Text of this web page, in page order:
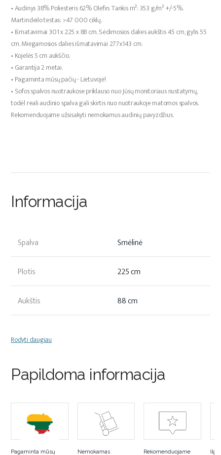
• Audinys 38% Poliesteris 62% Olefin. Tankis m²: 353 g/m² +/-5%.
Martindeilo testas: >47 000 ciklų.
• Išmatavimai 301 x 225 x 88 cm. Sėdimosios dalies aukštis 45 cm, gylis 55
cm. Miegamosios dalies išmatavimai 277x143 cm.
• Kojelės 5 cm aukščio.
• Garantija 2 metai.
• Pagaminta mūsų pačių - Lietuvoje!
• Sofos spalvos nuotraukose priklauso nuo Jūsų monitoriaus nustatymų,
todėl reali audinio spalva gali skirtis nuo nuotraukoje matomos spalvos.
Rekomenduojame užsisakyti nemokamus audinių pavyzdžius.
Informacija
Spalva Smėlinė
Plotis 225 cm
Aukštis 88 cm
Rodyti daugiau
Papildoma informacija
Pagaminta mūsų Nemokamas Rekomenduojame